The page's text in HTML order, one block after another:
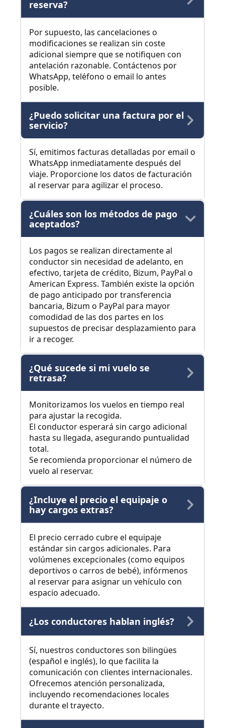
reserva?
Por supuesto, las cancelaciones o
modificaciones se realizan sin coste
adicional siempre que se notifiquen con
antelación razonable. Contáctenos por
WhatsApp, teléfono o email lo antes
posible.
¿Puedo solicitar una factura por el
servicio?
Sí, emitimos facturas detalladas por email o
WhatsApp inmediatamente después del
viaje. Proporcione los datos de facturación
al reservar para agilizar el proceso.
¿Cuáles son los métodos de pago
aceptados?
Los pagos se realizan directamente al
conductor sin necesidad de adelanto, en
efectivo, tarjeta de crédito, Bizum, PayPal o
American Express. También existe la opción
de pago anticipado por transferencia
bancaria, Bizum o PayPal para mayor
comodidad de las dos partes en los
supuestos de precisar desplazamiento para
ir a recoger.
¿Qué sucede si mi vuelo se
retrasa?
Monitorizamos los vuelos en tiempo real
para ajustar la recogida.
El conductor esperará sin cargo adicional
hasta su llegada, asegurando puntualidad
total.
Se recomienda proporcionar el número de
vuelo al reservar.
¿Incluye el precio el equipaje o
hay cargos extras?
El precio cerrado cubre el equipaje
estándar sin cargos adicionales. Para
volúmenes excepcionales (como equipos
deportivos o carros de bebé), infórmenos
al reservar para asignar un vehículo con
espacio adecuado.
¿Los conductores hablan inglés?
Sí, nuestros conductores son bilingües
(español e inglés), lo que facilita la
comunicación con clientes internacionales.
Ofrecemos atención personalizada,
incluyendo recomendaciones locales
durante el trayecto.